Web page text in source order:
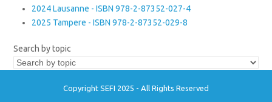
2024 Lausanne - ISBN 978-2-87352-027-4
2025 Tampere - ISBN 978-2-87352-029-8
Search by topic
Copyright SEFI 2025 - All Rights Reserved